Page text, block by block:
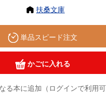
扶桑文庫
単品スピード注文
かごに入れる
る本に追加（ログインで利用可